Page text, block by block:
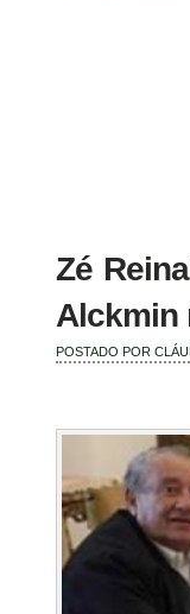
Zé
Alckmin
POSTADO POR